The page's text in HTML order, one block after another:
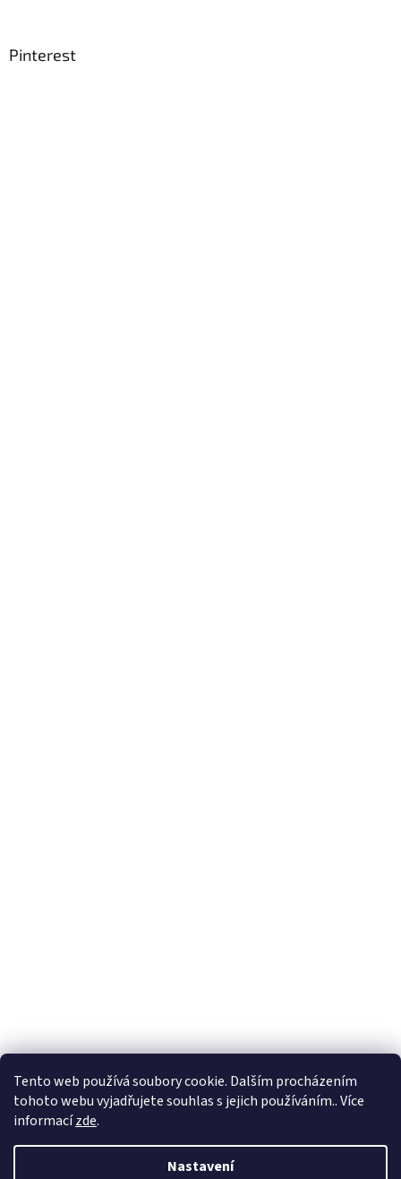
Tento web používá soubory cookie. Dalším procházením
tohoto webu vyjadřujete souhlas s jejich používáním.. Více
informacízde.
Nastavení
Pinterest